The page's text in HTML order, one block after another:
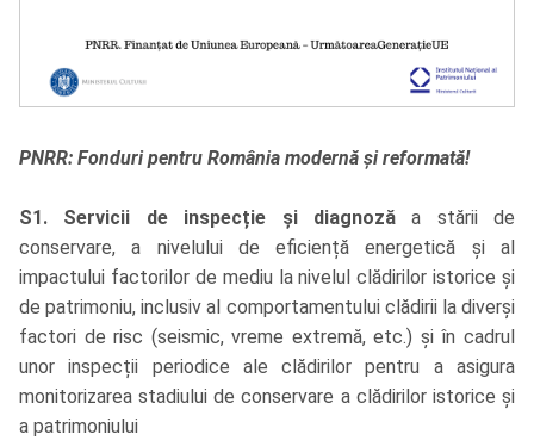
PNRR: Fonduri pentru România modernă și reformată!
S1. Servicii de inspecție și diagnozăa stării de
conservare, a nivelului de eficiență energetică și al
impactului factorilor de mediu la nivelul clădirilor istorice și
de patrimoniu, inclusiv al comportamentului clădirii la diverși
factori de risc (seismic, vreme extremă, etc.) și în cadrul
unor inspecții periodice ale clădirilor pentru a asigura
monitorizarea stadiului de conservare a clădirilor istorice și
a patrimoniului